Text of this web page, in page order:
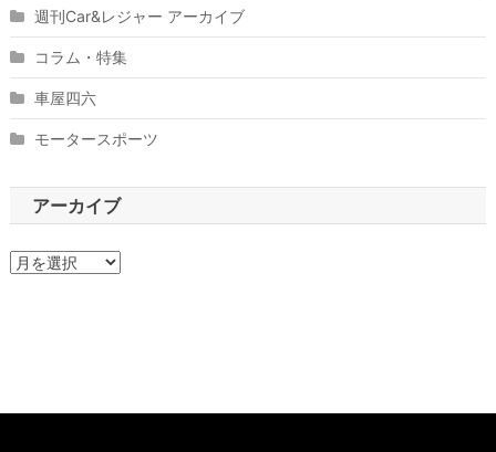
週刊Car&レジャー アーカイブ
コラム・特集
車屋四六
モータースポーツ
アーカイブ
ア